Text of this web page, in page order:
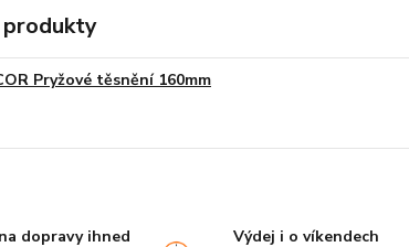
produkty
Pryžové těsnění 160mm
dopravy ihned
Výdej i o víkendech